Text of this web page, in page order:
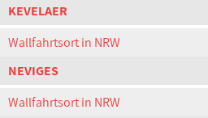
KEVELAER
Wallfahrtsort in NRW
NEVIGES
Wallfahrtsort in NRW